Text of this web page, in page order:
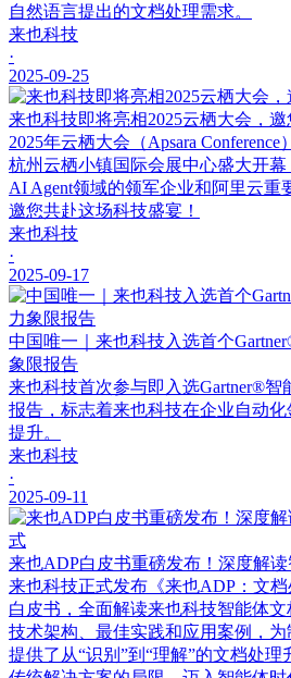
自然语言提出的文档处理需求。
来也科技
·
2025-09-25
来也科技即将亮相2025云栖大会，
2025年云栖大会（Apsara
杭州云栖小镇国际会展中心盛大开
AI Agent领域的领军企业和阿里云重
邀您共赴这场科技盛宴！
来也科技
·
2025-09-17
中国唯一｜来也科技入选首个
象限报告
来也科技首次参与即入选Gartner®智
报告，标志着来也科技在企业自动
提升。
来也科技
·
2025-09-11
来也ADP白皮书重磅发布！深度解
来也科技正式发布《来也ADP：文档
白皮书，全面解读来也科技智能体文
技术架构、最佳实践和应用案例，
提供了从“识别”到“理解”的文档处